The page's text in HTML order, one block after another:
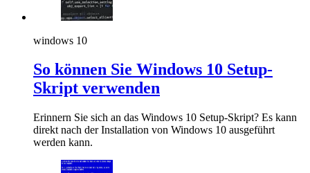
windows 10
So können Sie Windows 10 Setup-
Skript verwenden
Erinnern Sie sich an das Windows 10 Setup-Skript? Es kann
direkt nach der Installation von Windows 10 ausgeführt
werden kann.